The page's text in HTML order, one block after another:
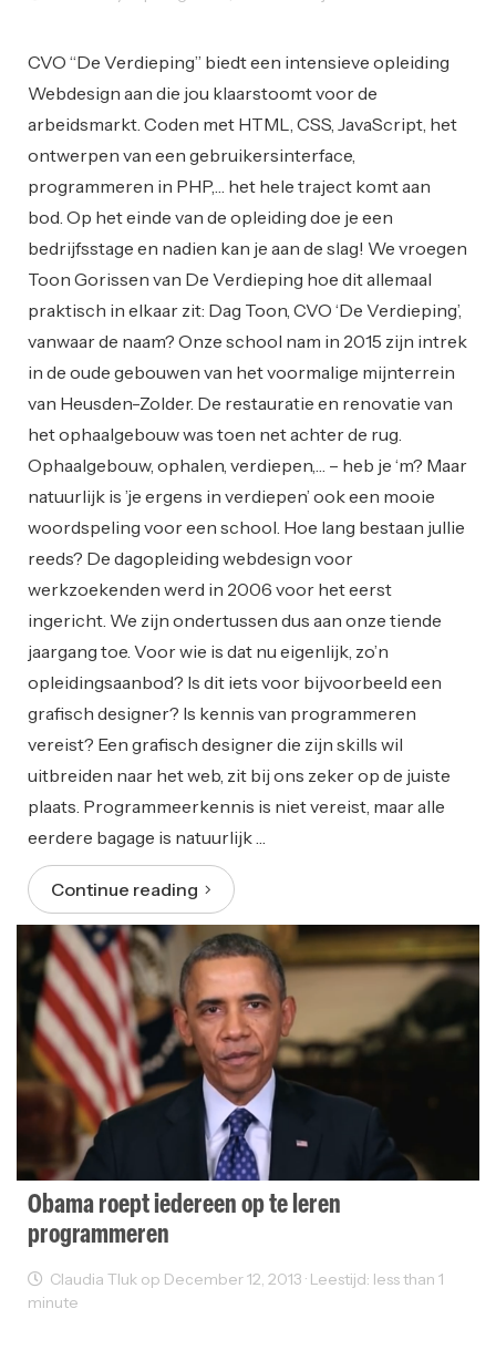
CVO “De Verdieping” biedt een intensieve opleiding
Webdesign aan die jou klaarstoomt voor de
arbeidsmarkt. Coden met HTML, CSS, JavaScript, het
ontwerpen van een gebruikersinterface,
programmeren in PHP,… het hele traject komt aan
bod. Op het einde van de opleiding doe je een
bedrijfsstage en nadien kan je aan de slag! We vroegen
Toon Gorissen van De Verdieping hoe dit allemaal
praktisch in elkaar zit: Dag Toon, CVO ‘De Verdieping’,
vanwaar de naam? Onze school nam in 2015 zijn intrek
in de oude gebouwen van het voormalige mijnterrein
van Heusden-Zolder. De restauratie en renovatie van
het ophaalgebouw was toen net achter de rug.
Ophaalgebouw, ophalen, verdiepen,… – heb je ‘m? Maar
natuurlijk is ’je ergens in verdiepen’ ook een mooie
woordspeling voor een school. Hoe lang bestaan jullie
reeds? De dagopleiding webdesign voor
werkzoekenden werd in 2006 voor het eerst
ingericht. We zijn ondertussen dus aan onze tiende
jaargang toe. Voor wie is dat nu eigenlijk, zo’n
opleidingsaanbod? Is dit iets voor bijvoorbeeld een
grafisch designer? Is kennis van programmeren
vereist? Een grafisch designer die zijn skills wil
uitbreiden naar het web, zit bij ons zeker op de juiste
plaats. Programmeerkennis is niet vereist, maar alle
eerdere bagage is natuurlijk …
Continue reading
Obama roept iedereen op te leren
programmeren
Claudia Tluk op December 12, 2013 · Leestijd: less than 1
minute